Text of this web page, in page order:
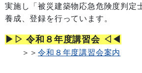
実施し「被災建築物応急危険度判定
養成、登録を行っています。
▶▷ 令和８年度講習会 ◁◀
＞＞令和８年度講習会案内